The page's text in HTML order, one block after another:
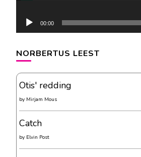
00:00
NORBERTUS LEEST
Otis' redding
by Mirjam Mous
Catch
by Elvin Post